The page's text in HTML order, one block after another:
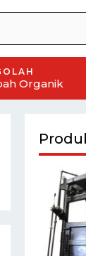
Organik